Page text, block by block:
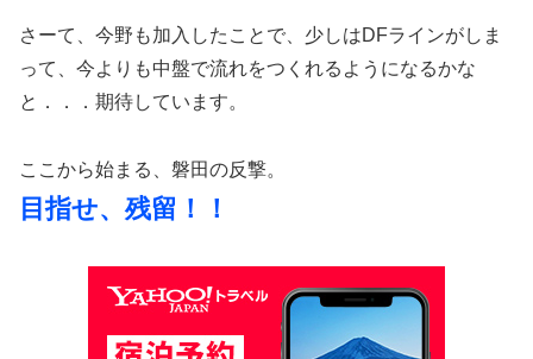
さーて、今野も加入したことで、少しはDFラインがしま
って、今よりも中盤で流れをつくれるようになるかな
と．．．期待しています。
ここから始まる、磐田の反撃。
目指せ、残留！！